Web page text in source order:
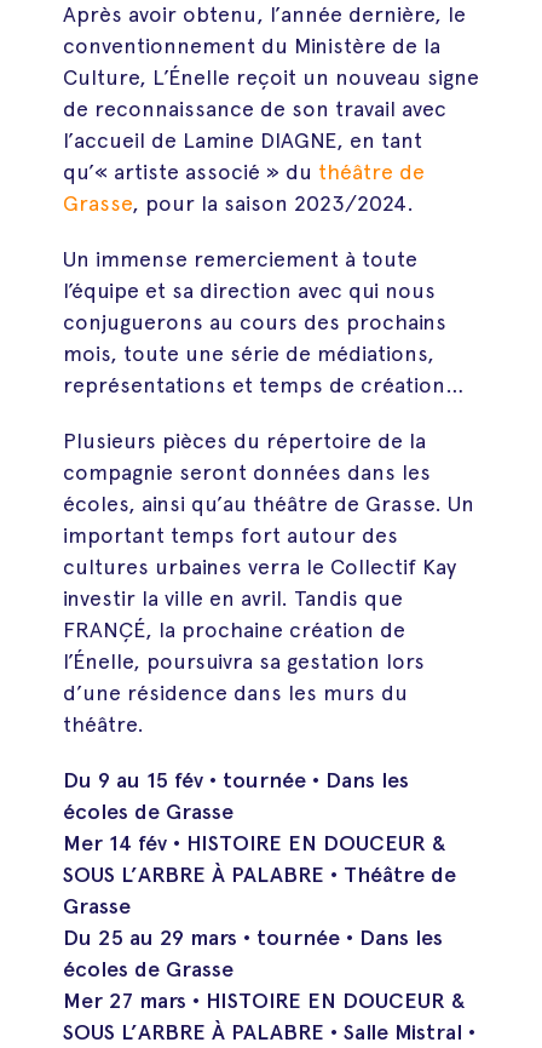
Après avoir obtenu, l’année dernière, le
conventionnement du Ministère de la
Culture, L’Énelle reçoit un nouveau signe
de reconnaissance de son travail avec
l’accueil de Lamine DIAGNE, en tant
qu’« artiste associé » du théâtre de
Grasse, pour la saison 2023/2024.
Un immense remerciement à toute
l’équipe et sa direction avec qui nous
conjuguerons au cours des prochains
mois, toute une série de médiations,
représentations et temps de création…
Plusieurs pièces du répertoire de la
compagnie seront données dans les
écoles, ainsi qu’au théâtre de Grasse. Un
important temps fort autour des
cultures urbaines verra le Collectif Kay
investir la ville en avril. Tandis que
FRANÇÉ, la prochaine création de
l’Énelle, poursuivra sa gestation lors
d’une résidence dans les murs du
théâtre.
Du 9 au 15 fév • tournée • Dans les
écoles de Grasse
Mer 14 fév • HISTOIRE EN DOUCEUR &
SOUS L’ARBRE À PALABRE • Théâtre de
Grasse
Du 25 au 29 mars • tournée • Dans les
écoles de Grasse
Mer 27 mars • HISTOIRE EN DOUCEUR &
SOUS L’ARBRE À PALABRE • Salle Mistral •